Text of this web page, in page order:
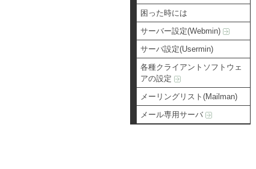
困った時には
サーバー設定(Webmin)
サーバ設定(Usermin)
各種クライアントソフトウェ
アの設定
メーリングリスト(Mailman)
メール専用サーバ